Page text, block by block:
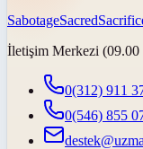
SabotageSacred
İletişim Merkezi (09.00
0(312) 911
0(546) 855